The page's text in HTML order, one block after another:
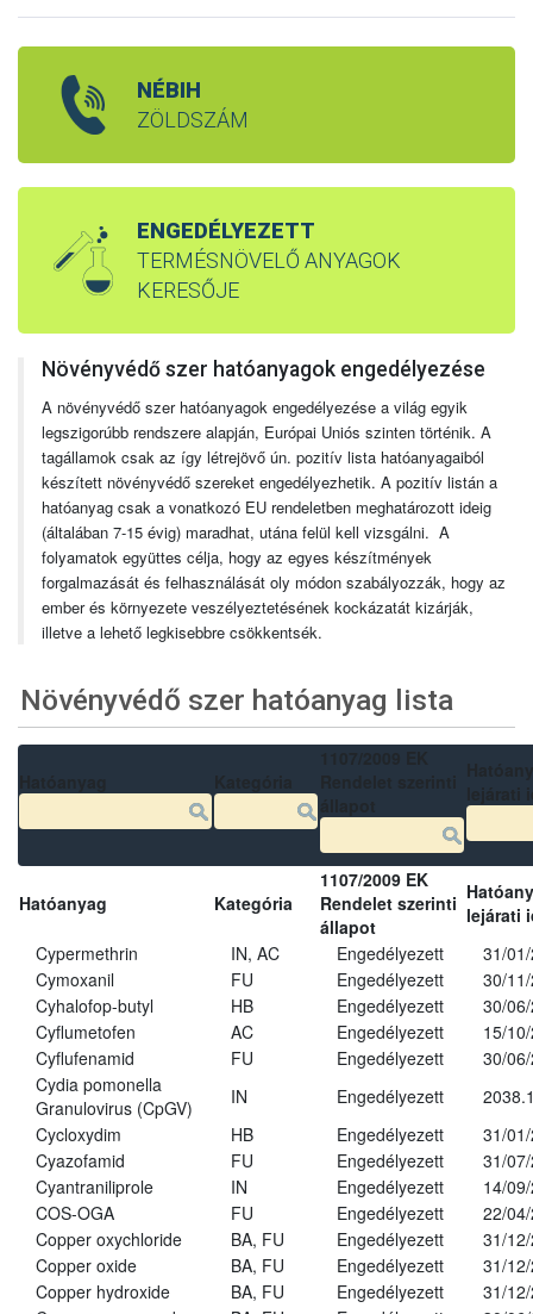
NÉBIH
ZÖLDSZÁM
ENGEDÉLYEZETT
TERMÉSNÖVELŐ ANYAGOK
KERESŐJE
Növényvédő szer hatóanyagok engedélyezése
A növényvédő szer hatóanyagok engedélyezése a világ egyik
legszigorúbb rendszere alapján, Európai Uniós szinten történik. A
tagállamok csak az így létrejövő ún. pozitív lista hatóanyagaiból
készített növényvédő szereket engedélyezhetik. A pozitív listán a
hatóanyag csak a vonatkozó EU rendeletben meghatározott ideig
(általában 7-15 évig) maradhat, utána felül kell vizsgálni. A
folyamatok együttes célja, hogy az egyes készítmények
forgalmazását és felhasználását oly módon szabályozzák, hogy az
ember és környezete veszélyeztetésének kockázatát kizárják,
illetve a lehető legkisebbre csökkentsék.
Növényvédő szer hatóanyag lista
Hatóanyag Kategória
1107/2009 EK
Rendelet szerinti
állapot
lejárati
Cypermethrin
IN, AC Engedélyezett
31/
Cymoxanil
FU Engedélyezett
30/
Cyhalofop-butyl
HB Engedélyezett
30/
Cyflumetofen
AC Engedélyezett
15/
Cyflufenamid
FU Engedélyezett
30/
Cydia pomonella
Granulovirus (CpGV)
IN Engedélyezett
Cycloxydim
HB Engedélyezett
31/
Cyazofamid
FU Engedélyezett
31/
Cyantraniliprole
IN Engedélyezett
14/
COS-OGA
FU Engedélyezett
22/
Copper oxychloride
BA, FU Engedélyezett
31/
Copper oxide
BA, FU Engedélyezett
31/
Copper hydroxide
BA, FU Engedélyezett
31/